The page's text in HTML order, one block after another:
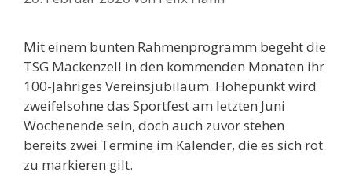
Mit einem bunten Rahmenprogramm begeht die
TSG Mackenzell in den kommenden Monaten ihr
100-Jähriges Vereinsjubiläum. Höhepunkt wird
zweifelsohne das Sportfest am letzten Juni
Wochenende sein, doch auch zuvor stehen
bereits zwei Termine im Kalender, die es sich rot
zu markieren gilt.